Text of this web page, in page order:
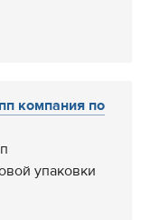
компания по
упаковки